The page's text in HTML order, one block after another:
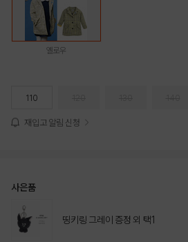
옐로우
110
재입고 알림 신청
사은품
띵키링 그레이 증정 외 택1